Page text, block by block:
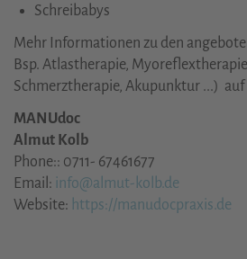
Schreibabys
Mehr Informationen zu den
Bsp. Atlastherapie,
Schmerztherapie, Akupunktur ...)
MANUdoc
Almut Kolb
Phone:: 0711- 67461677
Email: info@almut-kolb.de
Website: https://manudocpraxis.de